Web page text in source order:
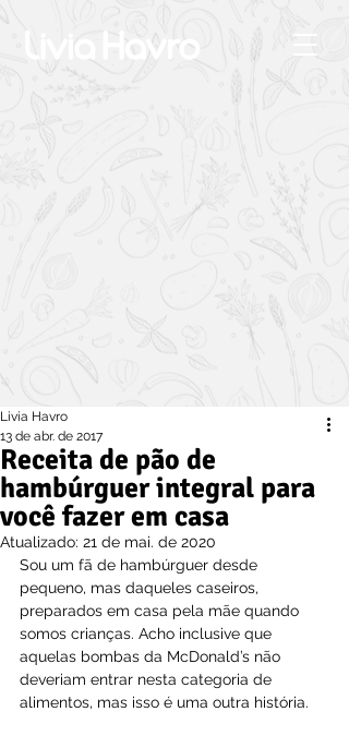
Receita de pão de
hambúrguer integral para
você fazer em casa
Livia Havro
13 de abr. de 2017
Atualizado: 21 de mai. de 2020
Sou um fã de hambúrguer desde
pequeno, mas daqueles caseiros,
preparados em casa pela mãe quando
somos crianças. Acho inclusive que
aquelas bombas da McDonald’s não
deveriam entrar nesta categoria de
alimentos, mas isso é uma outra história.